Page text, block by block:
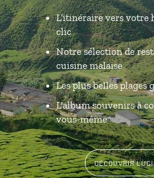
L’itinéraire vers votre
clic
Notre sélection de
cuisine malaise
Les plus belles plages
L'album souvenirs à
vous-même
DÉCOUVRIR